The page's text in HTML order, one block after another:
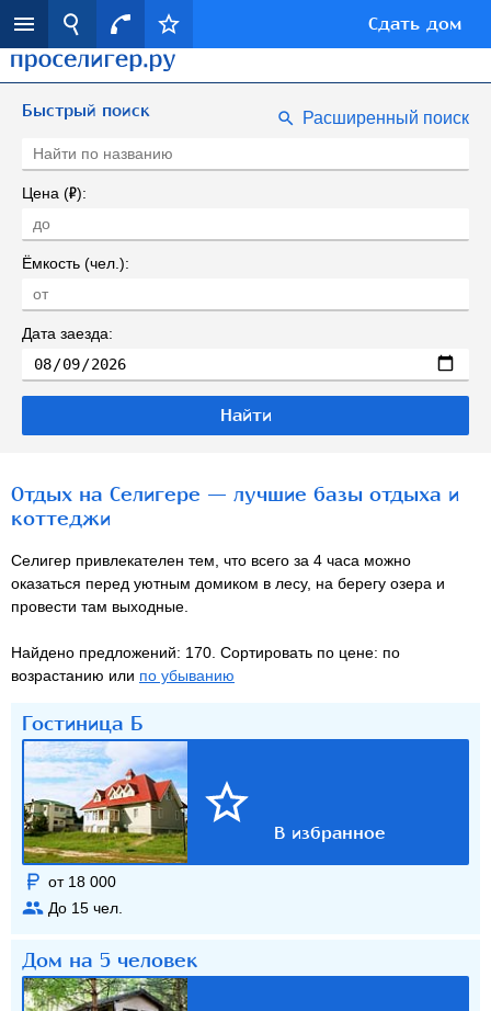
Сдать дом
Расширенный поиск
Быстрый поиск
Цена (Р):
Ёмкость (чел.):
Дата заезда:
Отдых на Селигере — лучшие базы отдыха и
коттеджи
Селигер привлекателен тем, что всего за 4 часа можно
оказаться перед уютным домиком в лесу, на берегу озера и
провести там выходные.
Найдено предложений: 170. Сортировать по цене: по
возрастанию или по убыванию
Гостиница Б
от 18 000
До 15 чел.
Дом на 5 человек